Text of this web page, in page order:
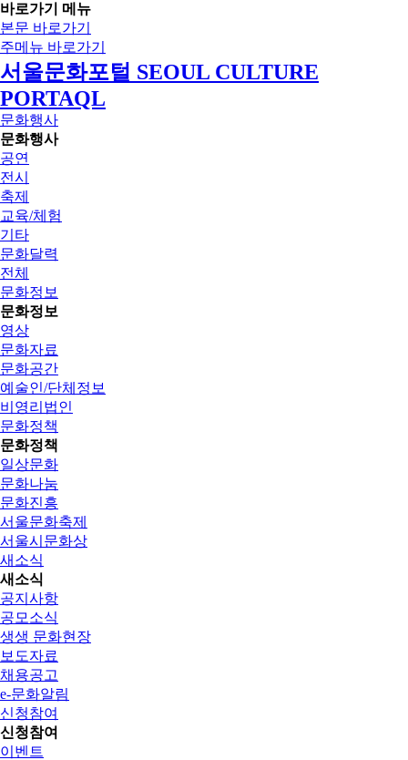
바로가기 메뉴
본문 바로가기
주메뉴 바로가기
서울문화포털 SEOUL CULTURE
PORTAQL
문화행사
문화행사
공연
전시
축제
교육/체험
기타
문화달력
전체
문화정보
문화정보
영상
문화자료
문화공간
예술인/단체정보
비영리법인
문화정책
문화정책
일상문화
문화나눔
문화진흥
서울문화축제
서울시문화상
새소식
새소식
공지사항
공모소식
생생 문화현장
보도자료
채용공고
e-문화알림
신청참여
신청참여
이벤트